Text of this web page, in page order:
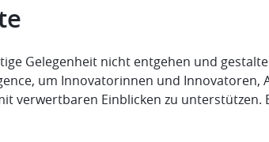
Gelegenheit nicht entgehen und
um Innovatorinnen und Innovatoren,
verwertbaren Einblicken zu unterstützen.